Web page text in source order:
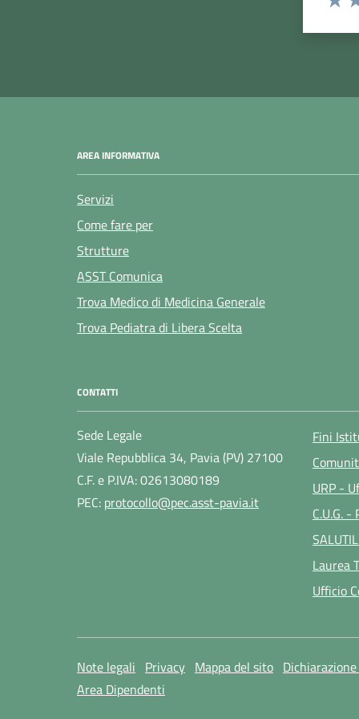
AREA INFORMATIVA
Servizi
Come fare per
Strutture
ASST Comunica
Trova Medico di Medicina Generale
Trova Pediatra di Libera Scelta
CONTATTI
Sede Legale
Viale Repubblica 34, Pavia (PV) 27100
C.F. e P.IVA: 02613080189
PEC: protocollo@pec.asst-pavia.it
Fini
URP -
C.U.G.
Laurea
Ufficio
Note legali Privacy Mappa del sito
Area Dipendenti